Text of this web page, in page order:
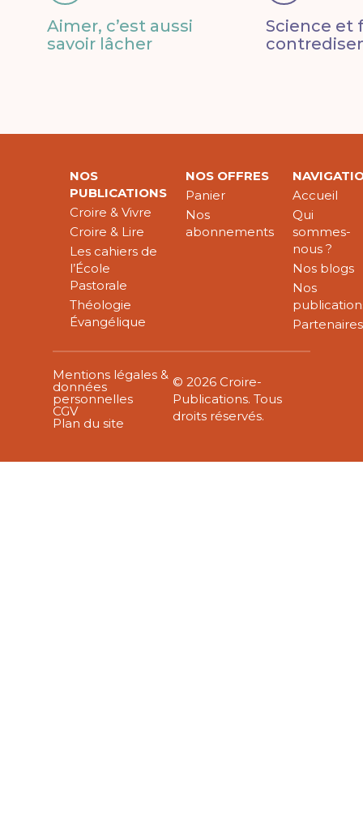
Aimer, c’est aussi
savoir lâcher
Science et
NOS
PUBLICATIONS
Croire & Vivre
Croire & Lire
Les cahiers de
l’École
Pastorale
Théologie
Évangélique
NOS OFFRES
Panier
Nos
abonnements
Accueil
Qui
sommes-
nous ?
Nos blogs
Nos
Partenaires
Mentions légales &
données
personnelles
CGV
Plan du site
© 2026 Croire-
Publications. Tous
droits réservés.